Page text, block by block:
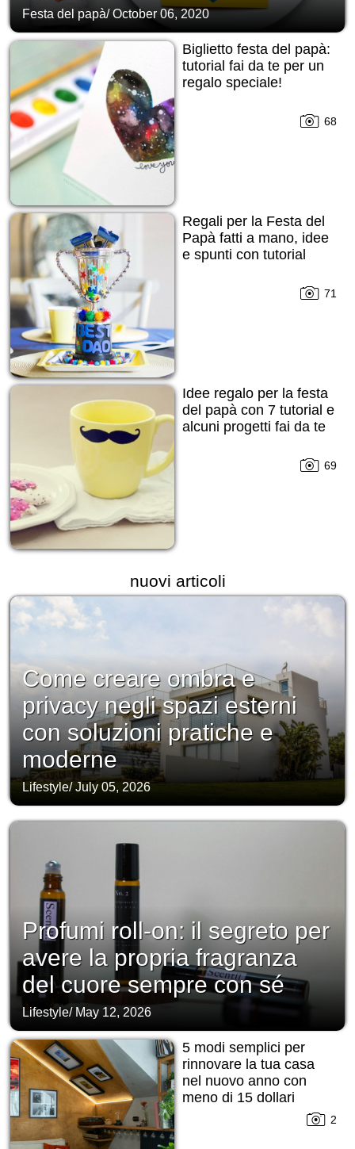
Festa del papà/October 06, 2020
Biglietto festa del papà:
tutorial fai da te per un
regalo speciale!
68
Regali per la Festa del
Papà fatti a mano, idee
e spunti con tutorial
71
Idee regalo per la festa
del papà con 7 tutorial e
alcuni progetti fai da te
69
nuovi articoli
Come creare ombra e
privacy negli spazi esterni
con soluzioni pratiche e
moderne
Lifestyle/July 05, 2026
Profumi roll-on: il segreto per
avere la propria fragranza
del cuore sempre con sé
Lifestyle/ May 12, 2026
5 modi semplici per
rinnovare la tua casa
nel nuovo anno con
meno di 15 dollari
2